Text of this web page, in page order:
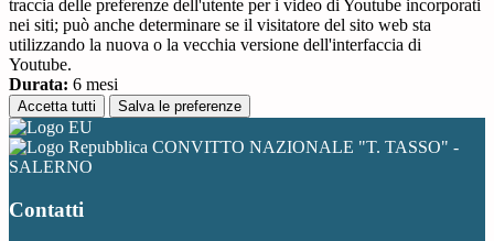
traccia delle preferenze dell'utente per i video di Youtube incorporati
nei siti; può anche determinare se il visitatore del sito web sta
utilizzando la nuova o la vecchia versione dell'interfaccia di
Youtube.
Durata: 6 mesi
Accetta tutti Salva le preferenze
CONVITTO NAZIONALE "T. TASSO" -
SALERNO
Contatti